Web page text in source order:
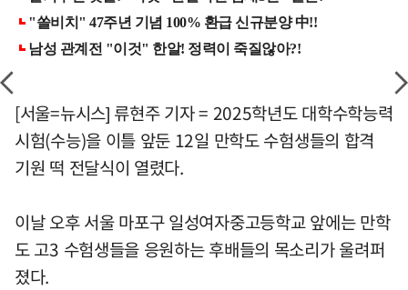
[서울=뉴시스] 류현주 기자 = 2025학년도 대학수학능력
시험(수능)을 이틀 앞둔 12일 만학도 수험생들의 합격
기원 떡 전달식이 열렸다.
이날 오후 서울 마포구 일성여자중고등학교 앞에는 만학
도 고3 수험생들을 응원하는 후배들의 목소리가 울려퍼
졌다.